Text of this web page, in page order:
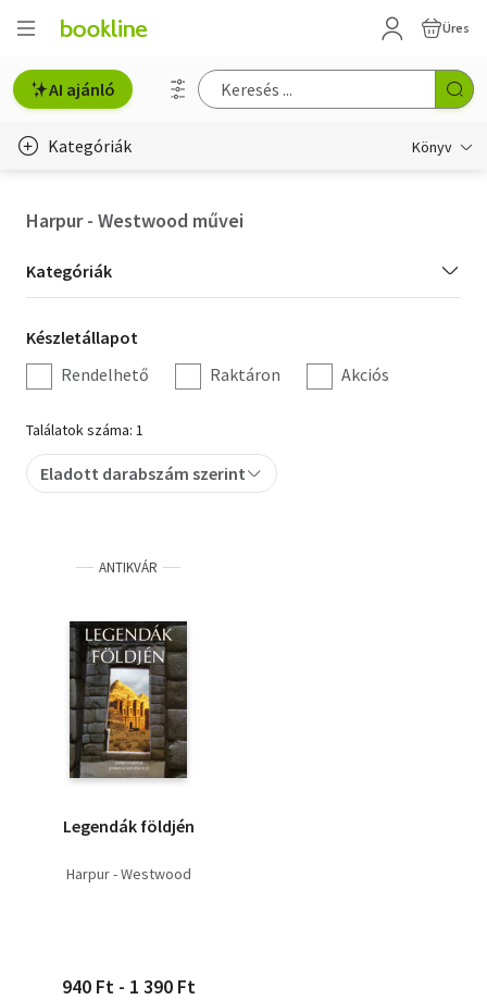
Üres
AI ajánló
Kategóriák Könyv
Hobbi, szabadidő
Irodalom
Művészet
Szakkönyv
Tankönyv, segédkönyv
Társadalomtudomány
Természettudomány
Történelem
Harpur - Westwood művei
Kategória
szűrés
Kategóriák
Készletállapot
szűrés
Készletállapot
Rendelhető
Raktáron Akciós
Találatok száma: 1
Eladott darabszám szerint
ANTIKVÁR
Legendák földjén
Harpur - Westwood
940 Ft - 1 390 Ft